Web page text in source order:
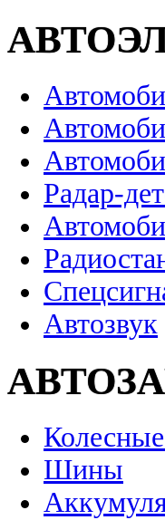
Радар-
Автозвук
Шины